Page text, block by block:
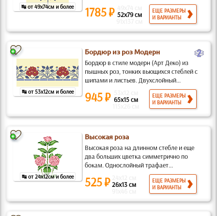
↹ от 49x74см и более 1785 ₽ 52x79 см
ЕЩЕ РАЗМЕРЫ
И ВАРИАНТЫ
↹ от 53x12см и более
Бордюр из роз Модерн b
Бордюр в стиле модерн (Арт Деко) из
пышных роз, тонких вьющихся стеблей с
шипами и листьев. Двухслойный...
945 ₽ 65x15 см
ЕЩЕ РАЗМЕРЫ
И ВАРИАНТЫ
↹ от 24x12см и более
Высокая роза
Высокая роза на длинном стебле и еще
два больших цветка симметрично по
бокам. Однослойный трафает...
525 ₽26x13 см
ЕЩЕ РАЗМЕРЫ
И ВАРИАНТЫ